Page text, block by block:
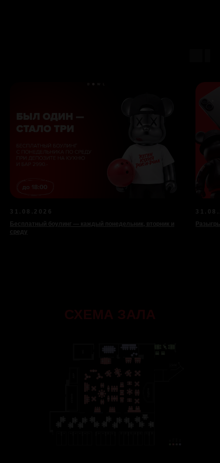
31.08.2026
Бесплатный боулинг — каждый понедельник, вторник и
среду